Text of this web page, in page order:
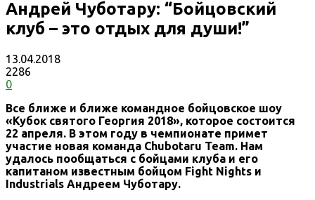
Андрей Чуботару: “Бойцовский
клуб – это отдых для души!”
13.04.2018
2286
0
Все ближе и ближе командное бойцовское шоу
«Кубок святого Георгия 2018», которое состоится
22 апреля. В этом году в чемпионате примет
участие новая команда Chubotaru Team. Нам
удалось пообщаться с бойцами клуба и его
капитаном известным бойцом Fight Nights и
Industrials Андреем Чуботару.